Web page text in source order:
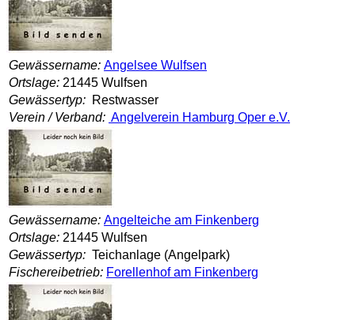
Gewässername: Angelsee Wulfsen
Ortslage: 21445 Wulfsen
Gewässertyp: Restwasser
Verein / Verband: Angelverein Hamburg Oper e.V.
Gewässername: Angelteiche am Finkenberg
Ortslage: 21445 Wulfsen
Gewässertyp: Teichanlage (Angelpark)
Fischereibetrieb: Forellenhof am Finkenberg